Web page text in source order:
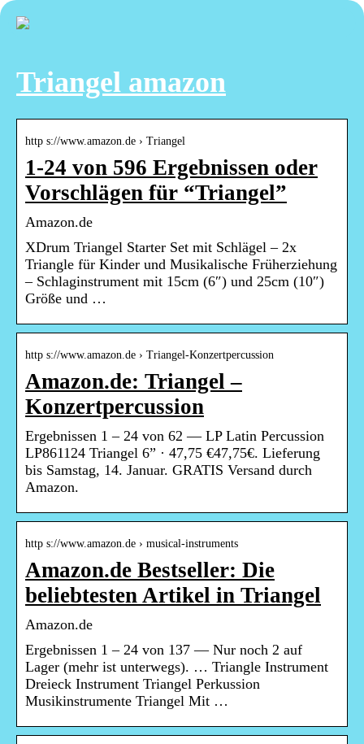
Triangel amazon
http s://www.amazon.de › Triangel
1-24 von 596 Ergebnissen oder
Vorschlägen für “Triangel”
Amazon.de
XDrum Triangel Starter Set mit Schlägel – 2x
Triangle für Kinder und Musikalische Früherziehung
– Schlaginstrument mit 15cm (6″) und 25cm (10″)
Größe und …
http s://www.amazon.de › Triangel-Konzertpercussion
Amazon.de: Triangel –
Konzertpercussion
Ergebnissen 1 – 24 von 62 — LP Latin Percussion
LP861124 Triangel 6” · 47,75 €47,75€. Lieferung
bis Samstag, 14. Januar. GRATIS Versand durch
Amazon.
http s://www.amazon.de › musical-instruments
Amazon.de Bestseller: Die
beliebtesten Artikel in Triangel
Amazon.de
Ergebnissen 1 – 24 von 137 — Nur noch 2 auf
Lager (mehr ist unterwegs). … Triangle Instrument
Dreieck Instrument Triangel Perkussion
Musikinstrumente Triangel Mit …